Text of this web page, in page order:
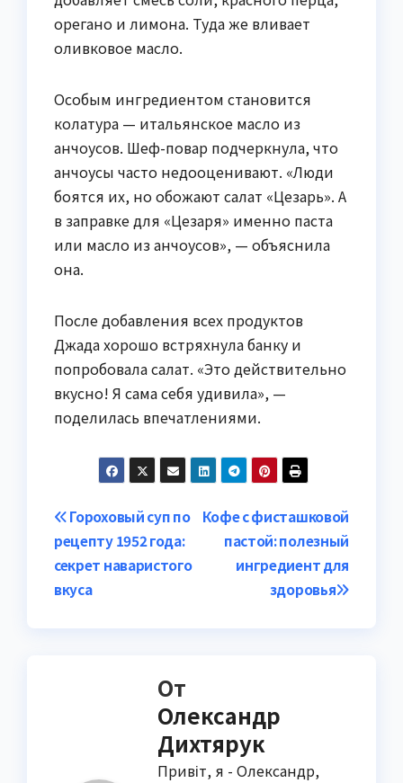
орегано и лимона. Туда же вливает
оливковое масло.
Особым ингредиентом становится
колатура — итальянское масло из
анчоусов. Шеф-повар подчеркнула, что
анчоусы часто недооценивают. «Люди
боятся их, но обожают салат «Цезарь». А
в заправке для «Цезаря» именно паста
или масло из анчоусов», — объяснила
она.
После добавления всех продуктов
Джада хорошо встряхнула банку и
попробовала салат. «Это действительно
вкусно! Я сама себя удивила», —
поделилась впечатлениями.
Навигация
по
записям
Кофе с фисташковой
пастой: полезный
ингредиент для
здоровья
Гороховый суп по
рецепту 1952 года:
секрет наваристого
вкуса
От
Олександр
Дихтярук
Привіт, я - Олександр,